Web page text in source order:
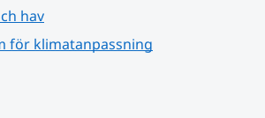
hav
för klimatanpassning